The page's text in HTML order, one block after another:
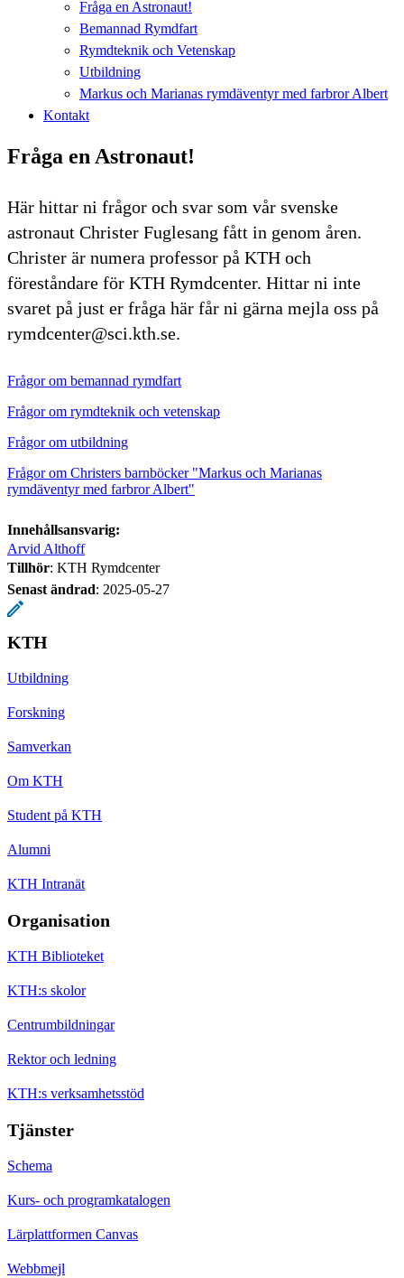
Fråga en Astronaut!
Bemannad Rymdfart
Rymdteknik och Vetenskap
Utbildning
Markus och Marianas rymdäventyr med farbror Albert
Kontakt
Fråga en Astronaut!
Här hittar ni frågor och svar som vår svenske
astronaut Christer Fuglesang fått in genom åren.
Christer är numera professor på KTH och
föreståndare för KTH Rymdcenter. Hittar ni inte
svaret på just er fråga här får ni gärna mejla oss på
rymdcenter@sci.kth.se.
Frågor om bemannad rymdfart
Frågor om rymdteknik och vetenskap
Frågor om utbildning
Frågor om Christers barnböcker "Markus och Marianas
rymdäventyr med farbror Albert"
Innehållsansvarig:
Arvid Althoff
Tillhör: KTH Rymdcenter
Senast ändrad: 2025-05-27
KTH
Utbildning
Forskning
Samverkan
Om KTH
Student på KTH
Alumni
KTH Intranät
Organisation
KTH Biblioteket
KTH:s skolor
Centrumbildningar
Rektor och ledning
KTH:s verksamhetsstöd
Tjänster
Schema
Kurs- och programkatalogen
Lärplattformen Canvas
Webbmejl